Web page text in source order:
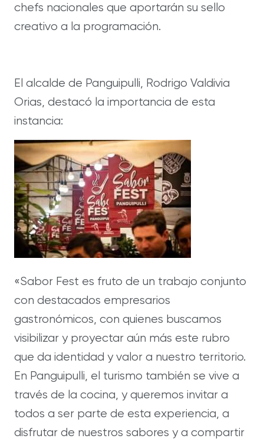
chefs nacionales que aportarán su sello
creativo a la programación.
El alcalde de Panguipulli, Rodrigo Valdivia
Orias, destacó la importancia de esta
instancia:
«Sabor Fest es fruto de un trabajo conjunto
con destacados empresarios
gastronómicos, con quienes buscamos
visibilizar y proyectar aún más este rubro
que da identidad y valor a nuestro territorio.
En Panguipulli, el turismo también se vive a
través de la cocina, y queremos invitar a
todos a ser parte de esta experiencia, a
disfrutar de nuestros sabores y a compartir